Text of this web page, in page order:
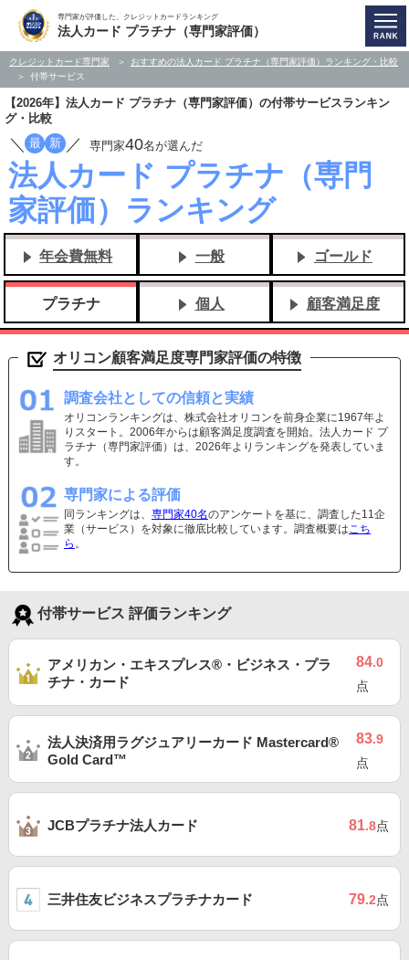
専門家が評価した、クレジットカードランキング
法人カード プラチナ（専門家評価）
クレジットカード専門家
おすすめの法人カード プラチナ（専門家評価）ランキング・比較
付帯サービス
【2026年】法人カード プラチナ（専門家評価）の付帯サービスランキン
グ・比較
／ 最 新 ／ 専門家40名が選んだ
法人カード プラチナ（専門
家評価）ランキング
年会費無料 一般 ゴールド
プラチナ 個人 顧客満足度
オリコン顧客満足度専門家評価の特徴
調査会社としての信頼と実績
オリコンランキングは、株式会社オリコンを前身企業に1967年よ
りスタート。2006年からは顧客満足度調査を開始。法人カード プ
ラチナ（専門家評価）は、2026年よりランキングを発表していま
す。
専門家による評価
同ランキングは、 専門家40名のアンケートを基に、調査した11企
業（サービス）を対象に徹底比較しています。調査概要はこち
ら 。
付帯サービス 評価ランキング
アメリカン・エキスプレス®・ビジネス・プラ
チナ・カード
84.0
点
法人決済用ラグジュアリーカード Mastercard®
Gold Card™
83.9
点
JCBプラチナ法人カード 81.8点
三井住友ビジネスプラチナカード 79.2点